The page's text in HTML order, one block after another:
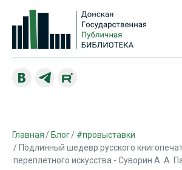
Главная Блог
#провыставки
Подлинный шедевр русского
переплётного искусства - Суворин А. А.